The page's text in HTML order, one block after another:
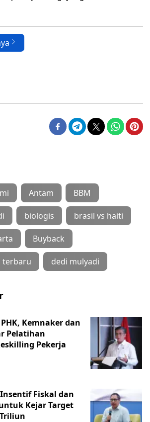
Antam BBM
biologis brasil vs haiti
Buyback
terbaru dedi mulyadi
Kemnaker dan
Pelatihan
Pekerja
Fiskal dan
Kejar Target